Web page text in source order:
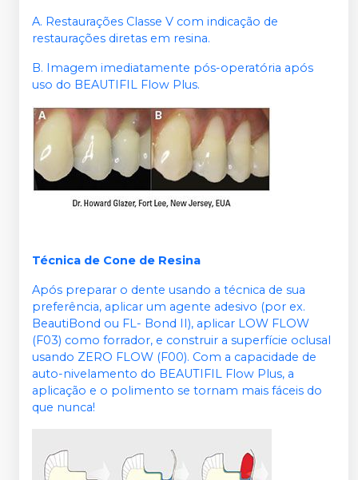
A. Restaurações Classe V com indicação de
restaurações diretas em resina.
B. Imagem imediatamente pós-operatória após
uso do BEAUTIFIL Flow Plus.
Técnica de Cone de Resina
Após preparar o dente usando a técnica de sua
preferência, aplicar um agente adesivo (por ex.
BeautiBond ou FL- Bond II), aplicar LOW FLOW
(F03) como forrador, e construir a superfície oclusal
usando ZERO FLOW (F00). Com a capacidade de
auto-nivelamento do BEAUTIFIL Flow Plus, a
aplicação e o polimento se tornam mais fáceis do
que nunca!